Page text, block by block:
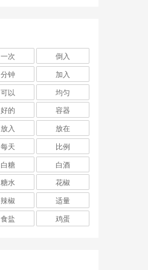
一次
倒入
分钟
加入
可以
均匀
好的
容器
放入
放在
每天
比例
白糖
白酒
糖水
花椒
辣椒
适量
食盐 鸡蛋